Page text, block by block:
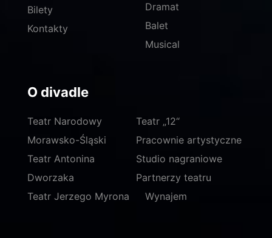
Bilety
Kontakty
Dramat
Balet
Musical
O divadle
Teatr Narodowy
Morawsko-Śląski
Teatr Antonina
Dworzaka
Teatr Jerzego Myrona
Teatr „12“
Pracownie artystyczne
Studio nagraniowe
Partnerzy teatru
Wynajem